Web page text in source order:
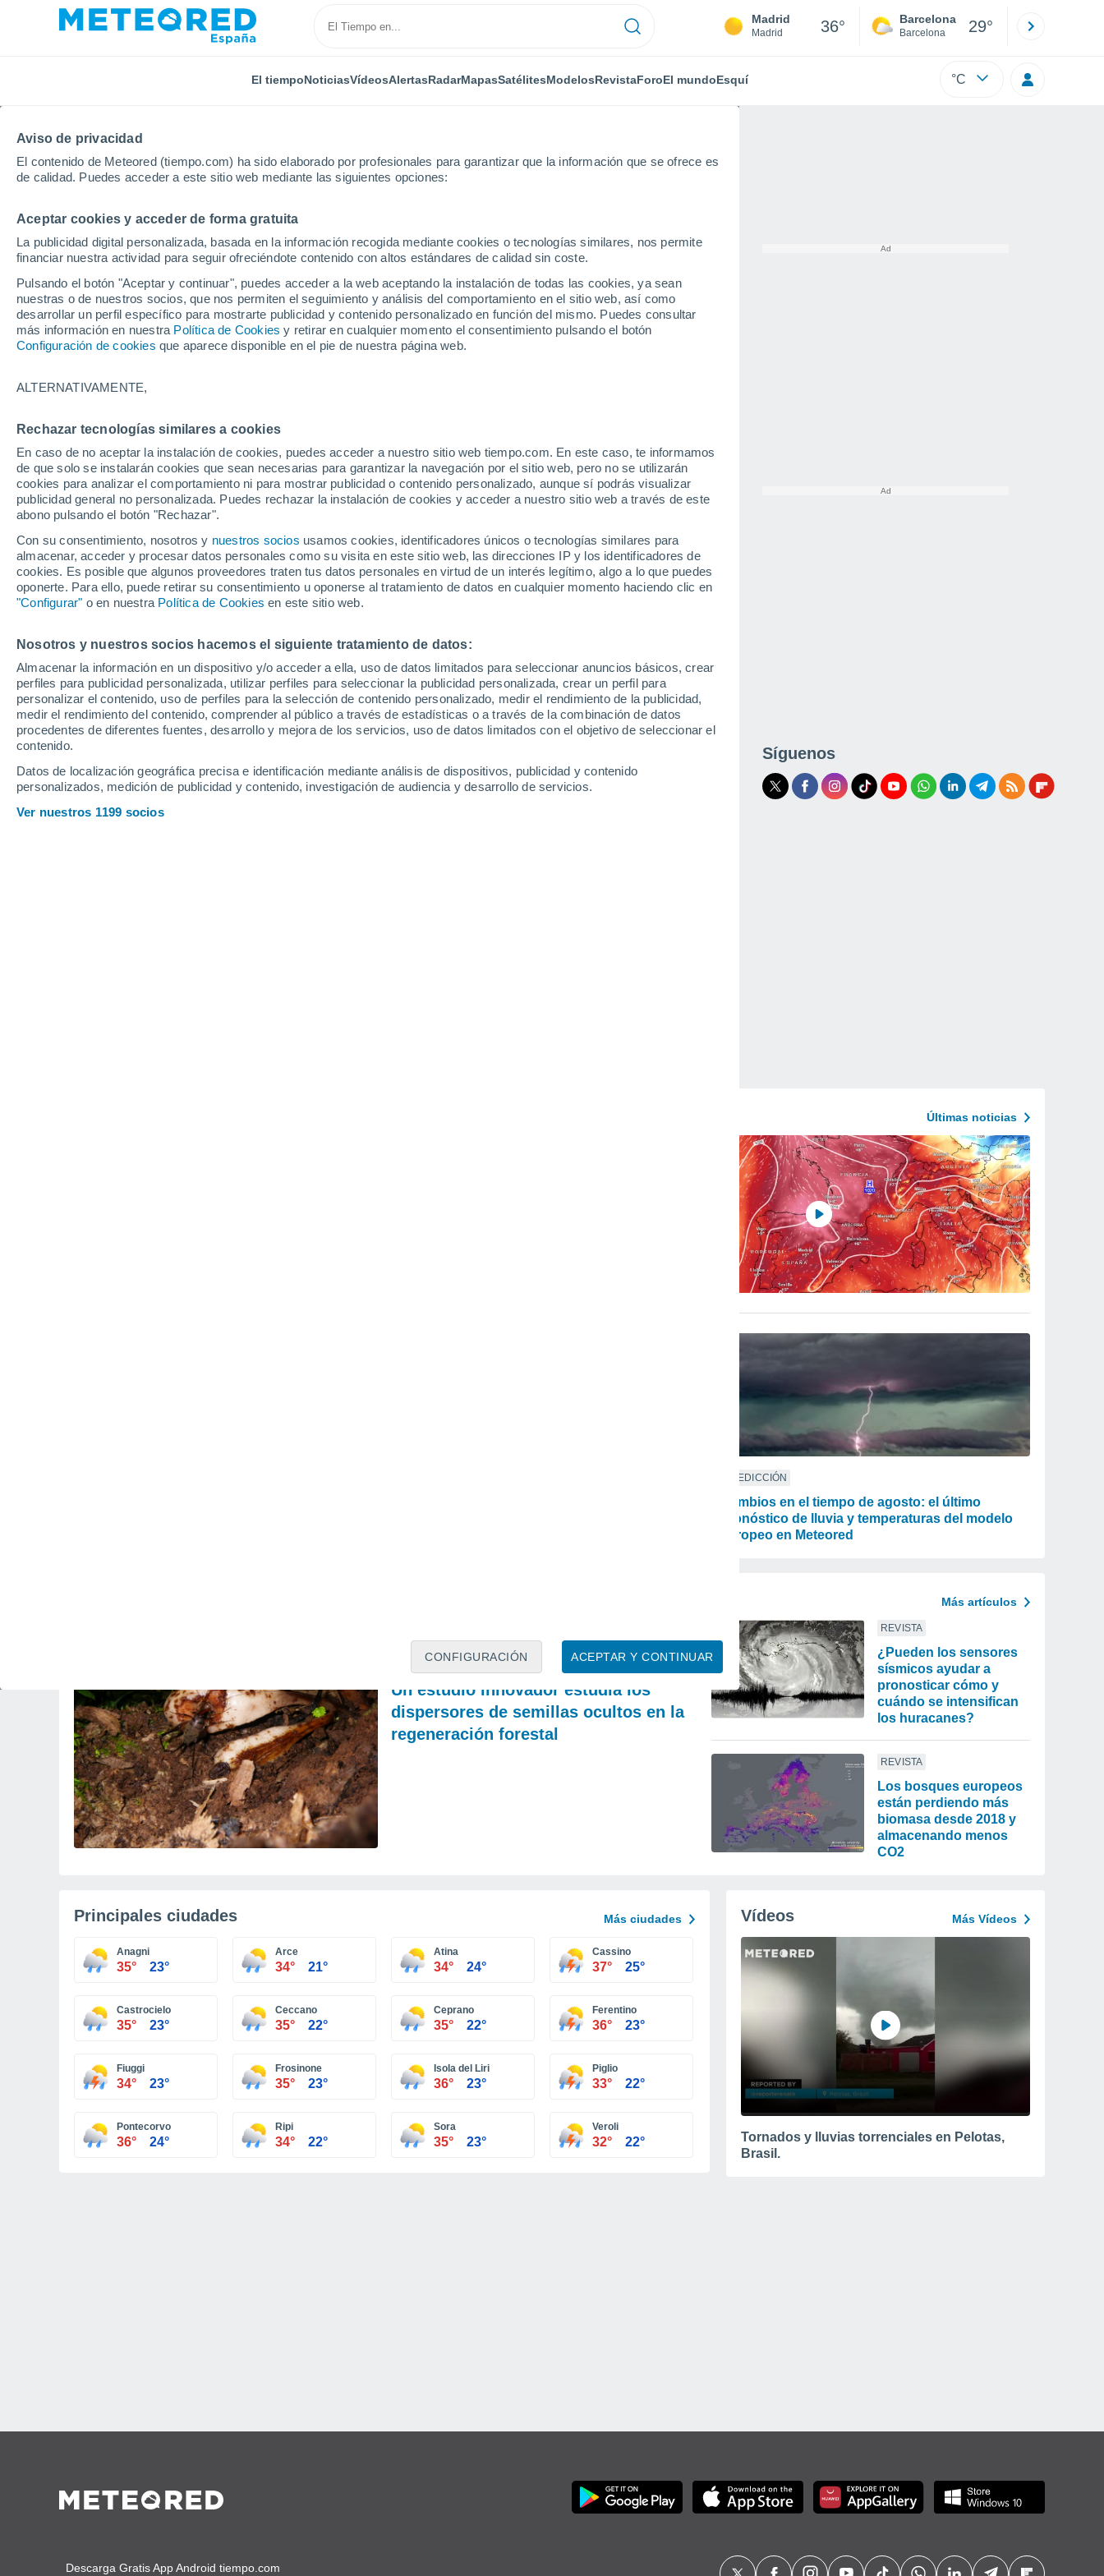
Aviso de privacidad
El contenido de Meteored (tiempo.com) ha sido elaborado por profesionales para garantizar que la información que se ofrece es
de calidad. Puedes acceder a este sitio web mediante las siguientes opciones:
Aceptar cookies y acceder de forma gratuita
La publicidad digital personalizada, basada en la información recogida mediante cookies o tecnologías similares, nos permite
financiar nuestra actividad para seguir ofreciéndote contenido con altos estándares de calidad sin coste.
Pulsando el botón "Aceptar y continuar", puedes acceder a la web aceptando la instalación de todas las cookies, ya sean
nuestras o de nuestros socios, que nos permiten el seguimiento y análisis del comportamiento en el sitio web, así como
desarrollar un perfil específico para mostrarte publicidad y contenido personalizado en función del mismo. Puedes consultar
más información en nuestra Política de Cookies y retirar en cualquier momento el consentimiento pulsando el botón
Configuración de cookies que aparece disponible en el pie de nuestra página web.
ALTERNATIVAMENTE,
Rechazar tecnologías similares a cookies
En caso de no aceptar la instalación de cookies, puedes acceder a nuestro sitio web tiempo.com. En este caso, te informamos
de que solo se instalarán cookies que sean necesarias para garantizar la navegación por el sitio web, pero no se utilizarán
cookies para analizar el comportamiento ni para mostrar publicidad o contenido personalizado, aunque sí podrás visualizar
publicidad general no personalizada. Puedes rechazar la instalación de cookies y acceder a nuestro sitio web a través de este
abono pulsando el botón "Rechazar".
Con su consentimiento, nosotros y nuestros socios usamos cookies, identificadores únicos o tecnologías similares para
almacenar, acceder y procesar datos personales como su visita en este sitio web, las direcciones IP y los identificadores de
cookies. Es posible que algunos proveedores traten tus datos personales en virtud de un interés legítimo, algo a lo que puedes
oponerte. Para ello, puede retirar su consentimiento u oponerse al tratamiento de datos en cualquier momento haciendo clic en
"Configurar" o en nuestra Política de Cookies en este sitio web.
Nosotros y nuestros socios hacemos el siguiente tratamiento de datos:
Almacenar la información en un dispositivo y/o acceder a ella, uso de datos limitados para seleccionar anuncios básicos, crear
perfiles para publicidad personalizada, utilizar perfiles para seleccionar la publicidad personalizada, crear un perfil para
personalizar el contenido, uso de perfiles para la selección de contenido personalizado, medir el rendimiento de la publicidad,
medir el rendimiento del contenido, comprender al público a través de estadísticas o a través de la combinación de datos
procedentes de diferentes fuentes, desarrollo y mejora de los servicios, uso de datos limitados con el objetivo de seleccionar el
contenido.
Datos de localización geográfica precisa e identificación mediante análisis de dispositivos, publicidad y contenido
personalizados, medición de publicidad y contenido, investigación de audiencia y desarrollo de servicios.
Ver nuestros 1199 socios
ACEPTAR Y CONTINUAR
CONFIGURACIÓN
Madrid
Madrid 36° Barcelona
Barcelona 29°
El tiempoNoticiasVídeosAlertasRadarMapasSatélitesModelosRevistaForoEl mundoEsquí °C
Inicio Italia Provincia de Frosinone
El Tiempo en la Provincia de Frosinone
Hoy, 7 agosto Todo el día Símbolo
36°
Amaseno
34°
21°
Arce
34°
24°
Atina
34°
Fiuggi
23°
Frosinone
24°
Pontecorvo
35°
25°
Síguenos
Últimas noticias
PREDICCIÓN
Cambios en el tiempo de agosto: el último
pronóstico de lluvia y temperaturas del modelo
europeo en Meteored
Más artículos
REVISTA
Un estudio innovador estudia los
dispersores de semillas ocultos en la
regeneración forestal
REVISTA
¿Pueden los sensores
sísmicos ayudar a
pronosticar cómo y
cuándo se intensifican
los huracanes?
REVISTA
Los bosques europeos
están perdiendo más
biomasa desde 2018 y
almacenando menos
CO2
Principales ciudades Más ciudades
Anagni
35° 23°
Arce
34° 21°
Atina
34° 24°
Cassino
37° 25°
Castrocielo
35° 23°
Ceccano
35° 22°
Ceprano
35° 22°
Ferentino
36° 23°
Fiuggi
34° 23°
Frosinone
35° 23°
Isola del Liri
36° 23°
Piglio
33° 22°
Pontecorvo
36° 24°
Ripi
34° 22°
Sora
35° 23°
Veroli
32° 22°
Vídeos Más Vídeos
Tornados y lluvias torrenciales en Pelotas,
Brasil.
Descarga Gratis App Android tiempo.com